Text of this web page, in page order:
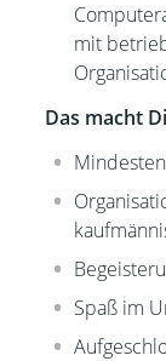
mit
Das macht
Spaß im